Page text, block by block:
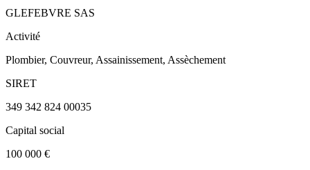
GLEFEBVRE SAS
Activité
Plombier, Couvreur, Assainissement, Assèchement
SIRET
349 342 824 00035
Capital social
100 000 €